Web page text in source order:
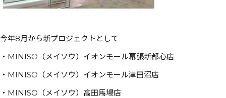
今年8月から新プロジェクトとして
・MINISO（メイソウ）イオンモール幕張新都心店
・MINISO（メイソウ）イオンモール津田沼店
・MINISO（メイソウ）高田馬場店